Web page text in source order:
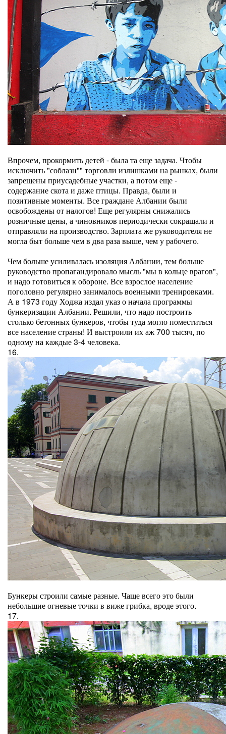
Впрочем, прокормить детей - была та еще задача. Чтобы
исключить "соблазн"" торговли излишками на рынках, были
запрещены приусадебные участки, а потом еще -
содержание скота и даже птицы. Правда, были и
позитивные моменты. Все граждане Албании были
освобождены от налогов! Еще регулярны снижались
розничные цены, а чиновников периодически сокращали и
отправляли на производство. Зарплата же руководителя не
могла быт больше чем в два раза выше, чем у рабочего.
Чем больше усиливалась изоляция Албании, тем больше
руководство пропагандировало мысль "мы в кольце врагов",
и надо готовиться к обороне. Все взрослое население
поголовно регулярно занималось военными тренировками.
А в 1973 году Ходжа издал указ о начала программы
бункеризации Албании. Решили, что надо построить
столько бетонных бункеров, чтобы туда могло поместиться
все население страны! И выстроили их аж 700 тысяч, по
одному на каждые 3-4 человека.
16.
Бункеры строили самые разные. Чаще всего это были
небольшие огневые точки в виже грибка, вроде этого.
17.